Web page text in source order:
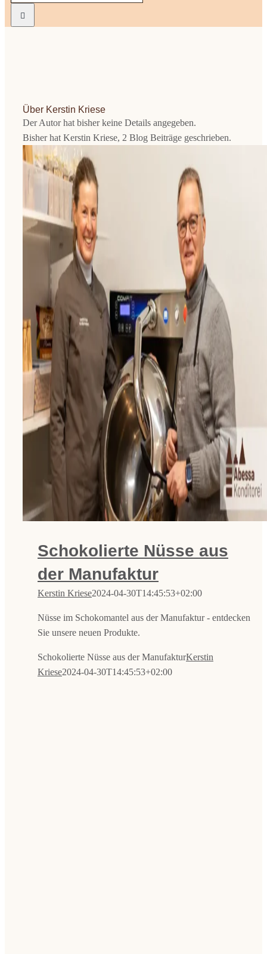
Kekse
Über Kerstin Kriese
Der Autor hat bisher keine Details angegeben.
Bisher hat Kerstin Kriese, 2 Blog Beiträge geschrieben.
Schokolierte Nüsse aus
der Manufaktur
Kerstin Kriese2024-04-30T14:45:53+02:00
Nüsse im Schokomantel aus der Manufaktur - entdecken
Sie unsere neuen Produkte.
Schokolierte Nüsse aus der ManufakturKerstin
Kriese2024-04-30T14:45:53+02:00